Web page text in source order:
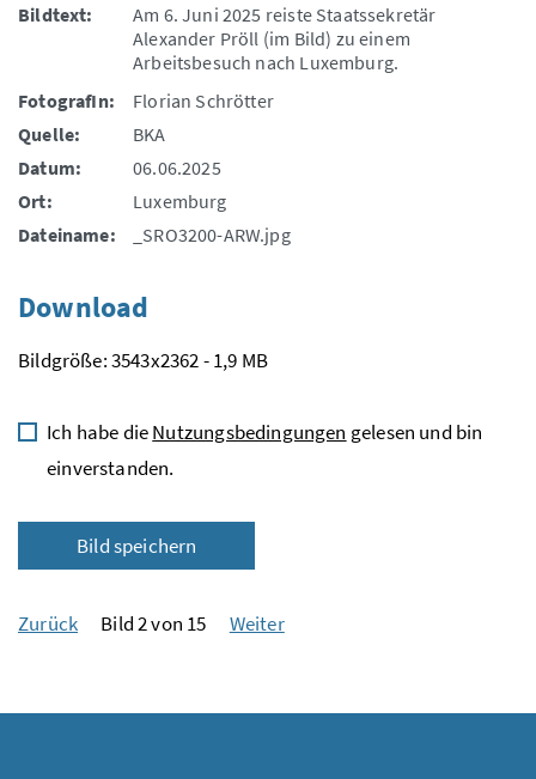
Bildtext:
Am 6. Juni 2025 reiste Staatssekretär
Alexander Pröll (im Bild) zu einem
Arbeitsbesuch nach Luxemburg.
FotografIn:
Florian Schrötter
Quelle:
BKA
Datum:
06.06.2025
Ort:
Luxemburg
Dateiname:
_SRO3200-ARW.jpg
Download
Bildgröße: 3543x2362 - 1,9 MB
Ich habe dieNutzungsbedingungen gelesen und bin
einverstanden.
Bild speichern
Zurück Bild 2 von 15 Weiter